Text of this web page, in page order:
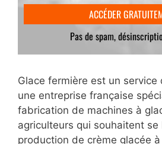
Glace fermière est un service
une entreprise française
fabrication de machines à
agriculteurs qui souhaitent se
production de crème glacée